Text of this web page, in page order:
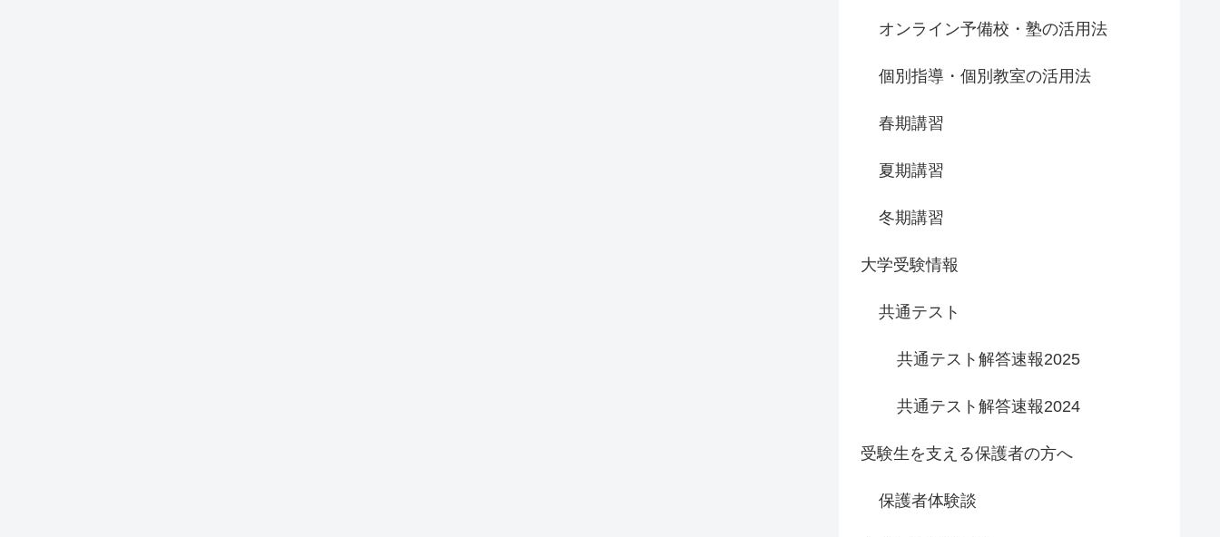
オンライン予備校・塾の活用法
個別指導・個別教室の活用法
春期講習
夏期講習
冬期講習
大学受験情報
共通テスト
共通テスト解答速報2025
共通テスト解答速報2024
受験生を支える保護者の方へ
保護者体験談